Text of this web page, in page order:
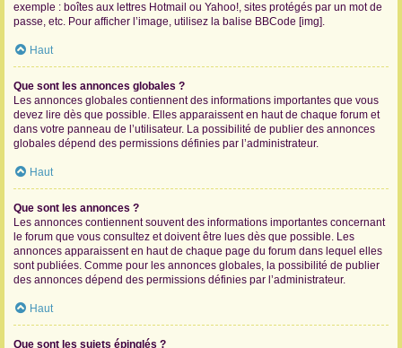
exemple : boîtes aux lettres Hotmail ou Yahoo!, sites protégés par un mot de
passe, etc. Pour afficher l’image, utilisez la balise BBCode [img].
Haut
Que sont les annonces globales ?
Les annonces globales contiennent des informations importantes que vous
devez lire dès que possible. Elles apparaissent en haut de chaque forum et
dans votre panneau de l’utilisateur. La possibilité de publier des annonces
globales dépend des permissions définies par l’administrateur.
Haut
Que sont les annonces ?
Les annonces contiennent souvent des informations importantes concernant
le forum que vous consultez et doivent être lues dès que possible. Les
annonces apparaissent en haut de chaque page du forum dans lequel elles
sont publiées. Comme pour les annonces globales, la possibilité de publier
des annonces dépend des permissions définies par l’administrateur.
Haut
Que sont les sujets épinglés ?